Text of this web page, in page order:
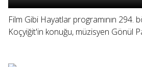
Film Gibi Hayatlar programının 294.
Koçyiğit'in konuğu, müzisyen Gönül